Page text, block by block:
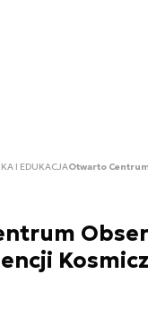
I EDUKACJA